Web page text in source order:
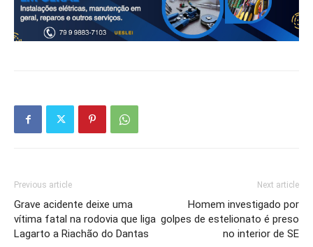
Previous article
Grave acidente deixe uma
vítima fatal na rodovia que liga
Lagarto a Riachão do Dantas
Next article
Homem investigado por
golpes de estelionato é preso
no interior de SE